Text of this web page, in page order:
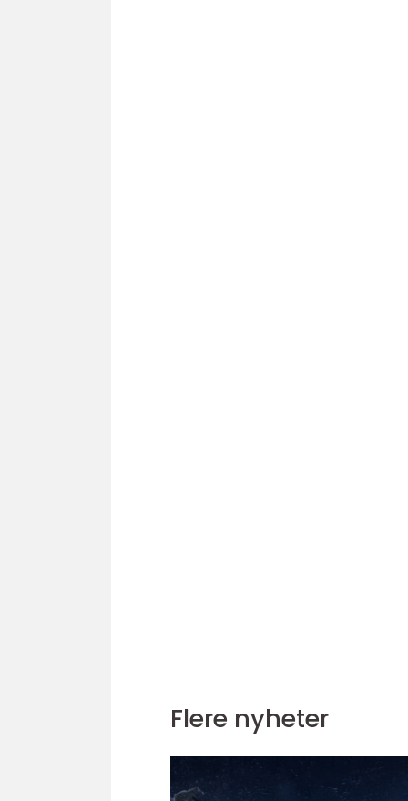
Flere nyheter